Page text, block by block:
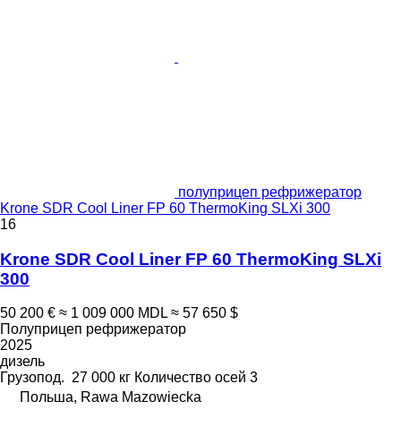
полуприцеп рефрижератор
Krone SDR Cool Liner FP 60 ThermoKing SLXi 300
16
Krone SDR Cool Liner FP 60 ThermoKing SLXi
300
50 200 € ≈ 1 009 000 MDL ≈ 57 650 $
Полуприцеп рефрижератор
2025
дизель
Грузопод. 27 000 кг Количество осей 3
Польша, Rawa Mazowiecka